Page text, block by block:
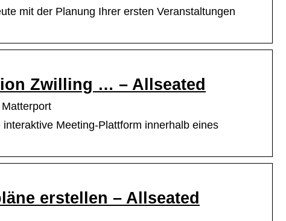
mit der Planung Ihrer ersten Veranstaltungen
Zwilling … – Allseated
Meeting-Plattform innerhalb eines
erstellen – Allseated